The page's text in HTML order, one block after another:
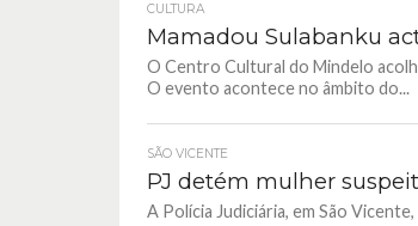
CULTURA
Mamadou Sulabanku
O Centro Cultural do Mindelo
O evento acontece no âmbito do...
SÃO VICENTE
PJ detém mulher
A Polícia Judiciária, em São